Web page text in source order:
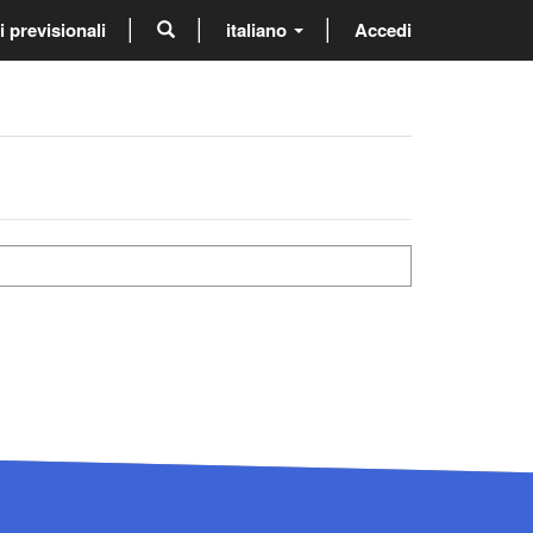
previsionali italiano Accedi